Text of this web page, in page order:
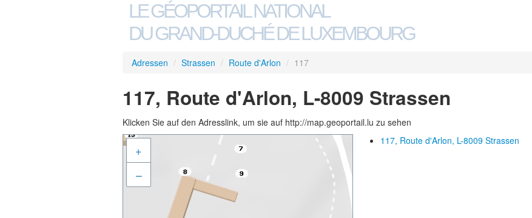
LE GÉOPORTAIL NATIONAL
DU GRAND-DUCHÉ DE LUXEMBOURG
Adressen / Strassen / Route d'Arlon / 117
117, Route d'Arlon, L-8009 Strassen
Klicken Sie auf den Adresslink, um sie auf http://map.geoportail.lu zu sehen
+
–
117, Route d'Arlon, L-8009 Strassen